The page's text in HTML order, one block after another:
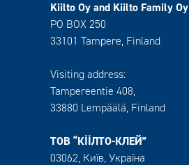
Kiilto Oy and Kiilto Family Oy
PO BOX 250
33101 Tampere, Finland
Visiting address:
Tampereentie 408,
33880 Lempäälä, Finland
ТОВ “КІІЛТО-КЛЕЙ”
03062, Київ, Україна